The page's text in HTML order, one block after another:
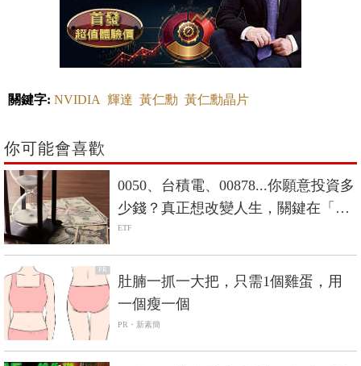
關鍵字: NVIDIA 輝達 黃仁勳 黃仁勳晶片
你可能會喜歡
0050、台積電、00878...你願意投資多
少錢？真正想改變人生，關鍵在「數
大」
ETF
PR
肚腩一抓一大把，只需1個雞蛋，用
一個瘦一個
PR・新素簡